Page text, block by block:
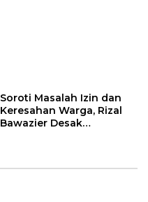
Soroti Masalah Izin dan
Keresahan Warga, Rizal
Bawazier Desak